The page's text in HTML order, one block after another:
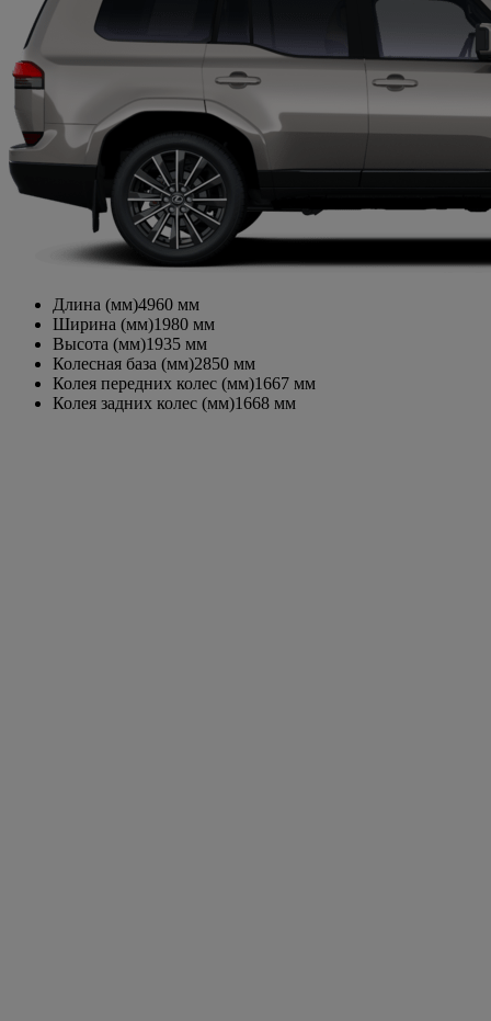
Длина (мм)4960 мм
Ширина (мм)1980 мм
Высота (мм)1935 мм
Колесная база (мм)2850 мм
Колея передних колес (мм)1667 мм
Колея задних колес (мм)1668 мм